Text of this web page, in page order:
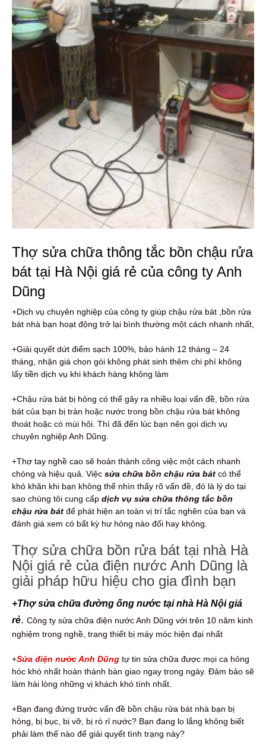
Thợ sửa chữa thông tắc bồn chậu rửa
bát tại Hà Nội giá rẻ của công ty Anh
Dũng
+Dịch vụ chuyên nghiệp của công ty giúp chậu rửa bát ,bồn rửa
bát nhà bạn hoạt động trở lại bình thường một cách nhanh nhất,
+Giải quyết dứt điểm sạch 100%, bảo hành 12 tháng – 24
tháng, nhận giá chọn gói không phát sinh thêm chi phí không
lấy tiền dịch vụ khi khách hàng không làm
+Chậu rửa bát bị hỏng có thể gây ra nhiều loại vấn đề, bồn rửa
bát của bạn bị tràn hoặc nước trong bồn chậu rửa bát không
thoát hoặc có mùi hôi. Thì đã đến lúc bạn nên gọi dịch vụ
chuyên nghiệp Anh Dũng.
+Thợ tay nghề cao sẽ hoàn thành công việc một cách nhanh
chóng và hiệu quả. Việc sửa chữa bồn chậu rửa bát có thể
khó khăn khi bạn không thể nhìn thấy rõ vấn đề, đó là lý do tại
sao chúng tôi cung cấp dịch vụ sửa chữa thông tắc bồn
chậu rửa bát để phát hiện an toàn vị trí tắc nghẽn của bạn và
đánh giá xem có bất kỳ hư hỏng nào đối hay không.
Thợ sửa chữa bồn rửa bát tại nhà Hà
Nội giá rẻ của điện nước Anh Dũng là
giải pháp hữu hiệu cho gia đình bạn
+Thợ sửa chữa đường ống nước tại nhà Hà Nội giá
rẻ. Công ty sửa chữa điện nước Anh Dũng với trên 10 năm kinh
nghiệm trong nghề, trang thiết bị máy móc hiện đại nhất
+Sửa điện nước Anh Dũng tự tin sửa chữa được mọi ca hỏng
hóc khó nhất hoàn thành bàn giao ngay trong ngày. Đảm bảo sẽ
làm hài lòng những vị khách khó tính nhất.
+Bạn đang đứng trước vấn đề bồn chậu rửa bát nhà bạn bị
hỏng, bị bục, bị vỡ, bị rò rỉ nước? Bạn đang lo lắng không biết
phải làm thế nào để giải quyết tình trạng này?